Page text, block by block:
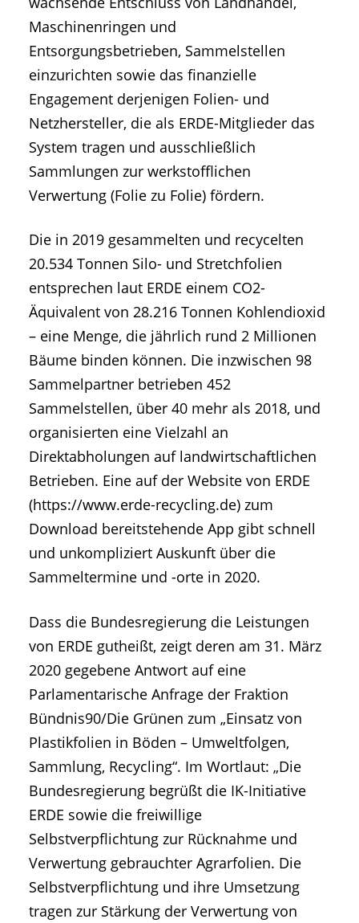
Maschinenringen und
Entsorgungsbetrieben, Sammelstellen
einzurichten sowie das finanzielle
Engagement derjenigen Folien- und
Netzhersteller, die als ERDE-Mitglieder das
System tragen und ausschließlich
Sammlungen zur werkstofflichen
Verwertung (Folie zu Folie) fördern.
Die in 2019 gesammelten und recycelten
20.534 Tonnen Silo- und Stretchfolien
entsprechen laut ERDE einem CO2-
Äquivalent von 28.216 Tonnen Kohlendioxid
– eine Menge, die jährlich rund 2 Millionen
Bäume binden können. Die inzwischen 98
Sammelpartner betrieben 452
Sammelstellen, über 40 mehr als 2018, und
organisierten eine Vielzahl an
Direktabholungen auf landwirtschaftlichen
Betrieben. Eine auf der Website von ERDE
(https://www.erde-recycling.de) zum
Download bereitstehende App gibt schnell
und unkompliziert Auskunft über die
Sammeltermine und -orte in 2020.
Dass die Bundesregierung die Leistungen
von ERDE gutheißt, zeigt deren am 31. März
2020 gegebene Antwort auf eine
Parlamentarische Anfrage der Fraktion
Bündnis90/Die Grünen zum „Einsatz von
Plastikfolien in Böden – Umweltfolgen,
Sammlung, Recycling“. Im Wortlaut: „Die
Bundesregierung begrüßt die IK-Initiative
ERDE sowie die freiwillige
Selbstverpflichtung zur Rücknahme und
Verwertung gebrauchter Agrarfolien. Die
Selbstverpflichtung und ihre Umsetzung
tragen zur Stärkung der Verwertung von